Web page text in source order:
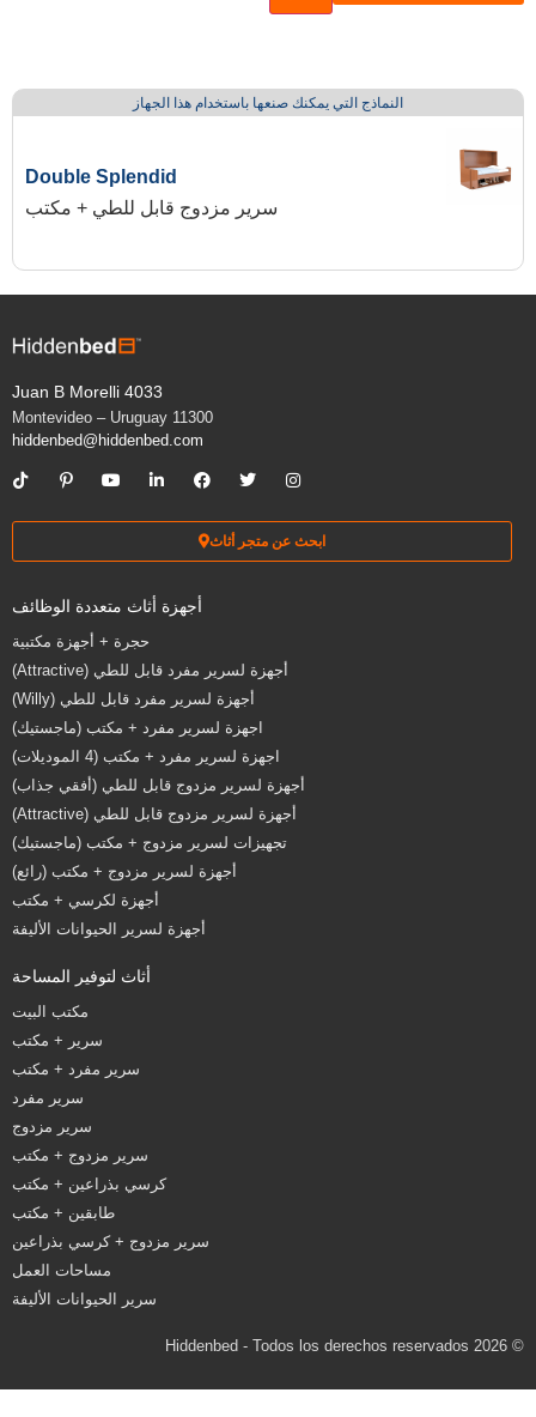
النماذج التي يمكنك صنعها باستخدام هذا الجهاز
Double Splendid
سرير مزدوج قابل للطي + مكتب
Juan B Morelli 4033
hiddenbed@hiddenbed.com
ابحث عن متجر أثاث
أجهزة أثاث متعددة الوظائف
حجرة + أجهزة مكتبية
أجهزة لسرير مفرد قابل للطي (Attractive)
أجهزة لسرير مفرد قابل للطي (Willy)
اجهزة لسرير مفرد + مكتب (ماجستيك)
اجهزة لسرير مفرد + مكتب (4 الموديلات)
أجهزة لسرير مزدوج قابل للطي (أفقي جذاب)
أجهزة لسرير مزدوج قابل للطي (Attractive)
تجهيزات لسرير مزدوج + مكتب (ماجستيك)
أجهزة لسرير مزدوج + مكتب (رائع)
أجهزة لكرسي + مكتب
أجهزة لسرير الحيوانات الأليفة
أثاث لتوفير المساحة
سرير مفرد + مكتب
سرير مزدوج + مكتب
كرسي بذراعين + مكتب
طابقين + مكتب
سرير مزدوج + كرسي بذراعين
مساحات العمل
سرير الحيوانات الأليفة